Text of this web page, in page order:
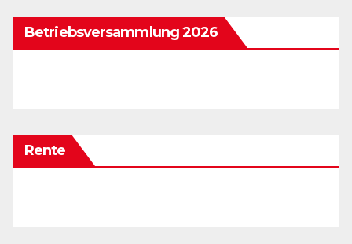
Betriebsversammlung 2026
Rente